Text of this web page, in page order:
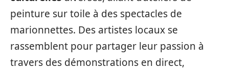
peinture sur toile à des spectacles de
marionnettes. Des artistes locaux se
rassemblent pour partager leur passion à
travers des démonstrations en direct,